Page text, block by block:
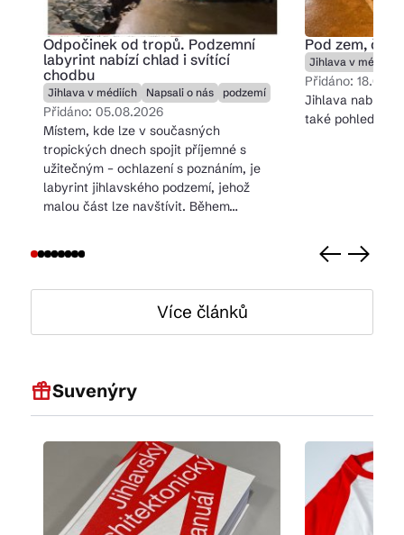
Odpočinek od tropů. Podzemní
labyrint nabízí chlad i svítící
chodbu
Jihlava v médiích Napsali o nás podzemí
Přidáno: 05.08.2026
Místem, kde lze v současných
tropických dnech spojit příjemné s
užitečným – ochlazení s poznáním, je
labyrint jihlavského podzemí, jehož
malou část lze navštívit. Během…
Pod zem, či
Jihlava v médiích
Přidáno:
Jihlava nabízí
také pohled ze
Více článků
Suvenýry